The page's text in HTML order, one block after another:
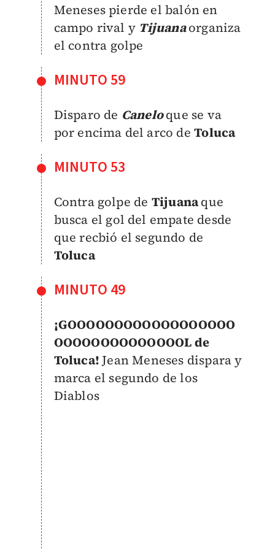
Meneses pierde el balón en
campo rival y Tijuanaorganiza
el contra golpe
MINUTO 59
Disparo de Caneloque se va
por encima del arco deToluca
MINUTO 53
Contra golpe de Tijuanaque
busca el gol del empate desde
que recbió el segundo de
Toluca
MINUTO 49
¡GOOOOOOOOOOOOOOOOOO
OOOOOOOOOOOOOOL de
Toluca!Jean Meneses dispara y
marca el segundo de los
Diablos